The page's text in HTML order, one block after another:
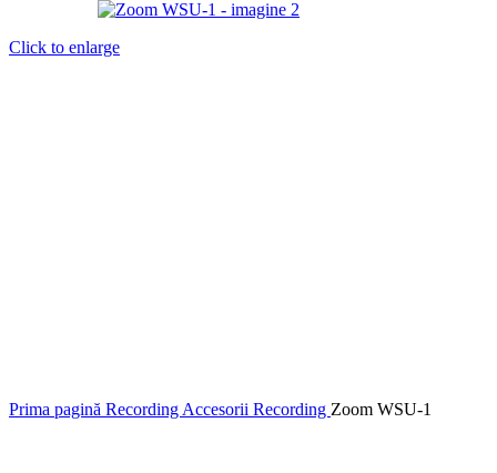
Click to enlarge
Prima pagină Recording Accesorii Recording Zoom WSU-1